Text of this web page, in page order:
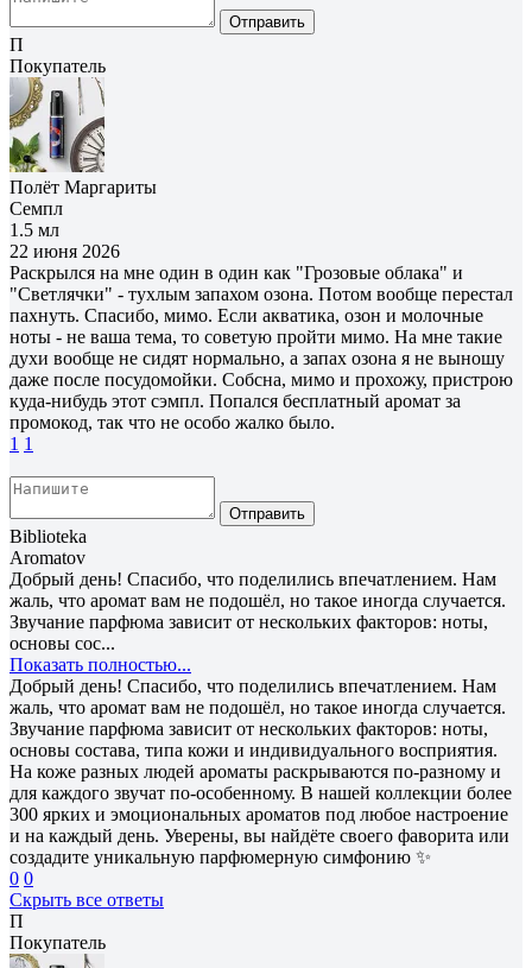
Отправить
П
Покупатель
Полёт Маргариты
Семпл
1.5 мл
22 июня 2026
Раскрылся на мне один в один как "Грозовые облака" и
"Светлячки" - тухлым запахом озона. Потом вообще перестал
пахнуть. Спасибо, мимо. Если акватика, озон и молочные
ноты - не ваша тема, то советую пройти мимо. На мне такие
духи вообще не сидят нормально, а запах озона я не выношу
даже после посудомойки. Собсна, мимо и прохожу, пристрою
куда-нибудь этот сэмпл. Попался бесплатный аромат за
промокод, так что не особо жалко было.
1 1
Отправить
Biblioteka
Aromatov
Добрый день! Спасибо, что поделились впечатлением. Нам
жаль, что аромат вам не подошёл, но такое иногда случается.
Звучание парфюма зависит от нескольких факторов: ноты,
основы сос...
Показать полностью...
Добрый день! Спасибо, что поделились впечатлением. Нам
жаль, что аромат вам не подошёл, но такое иногда случается.
Звучание парфюма зависит от нескольких факторов: ноты,
основы состава, типа кожи и индивидуального восприятия.
На коже разных людей ароматы раскрываются по-разному и
для каждого звучат по-особенному. В нашей коллекции более
300 ярких и эмоциональных ароматов под любое настроение
и на каждый день. Уверены, вы найдёте своего фаворита или
создадите уникальную парфюмерную симфонию ✨
0 0
Скрыть все ответы
П
Покупатель